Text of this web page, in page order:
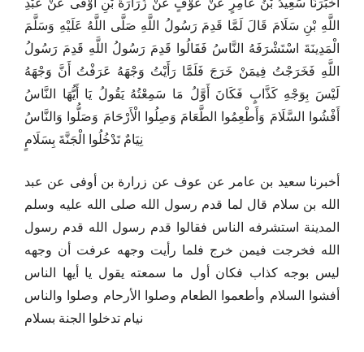
أَخْبَرَنَا سَعِيدُ بْنُ عَامِرٍ عَنْ عَوْفٍ عَنْ زُرَارَةَ بْنِ أَوْفَى عَنْ عَبْدِ
اللَّهِ بْنِ سَلَامَ قَالَ لَمَّا قَدِمَ رَسُولُ اللَّهِ صَلَّى اللَّهُ عَلَيْهِ وَسَلَّمَ
الْمَدِينَةَ اسْتَشْرَفَهُ النَّاسُ فَقَالُوا قَدِمَ رَسُولُ اللَّهِ قَدِمَ رَسُولُ
اللَّهِ فَخَرَجْتُ فِيمَنْ خَرَجَ فَلَمَّا رَأَيْتُ وَجْهَهُ عَرَفْتُ أَنَّ وَجْهَهُ
لَيْسَ بِوَجْهِ كَذَّابٍ فَكَانَ أَوَّلُ مَا سَمِعْتُهُ يَقُولُ يَا أَيُّهَا النَّاسُ
أَفْشُوا السَّلَامَ وَأَطْعِمُوا الطَّعَامَ وَصِلُوا الْأَرْحَامَ وَصَلُّوا وَالنَّاسُ
نِيَامٌ تَدْخُلُوا الْجَنَّةَ بِسَلَامٍ
أخبرنا سعيد بن عامر عن عوف عن زرارة بن أوفى عن عبد
الله بن سلام قال لما قدم رسول الله صلى الله عليه وسلم
المدينة استشرفه الناس فقالوا قدم رسول الله قدم رسول
الله فخرجت فيمن خرج فلما رأيت وجهه عرفت أن وجهه
ليس بوجه كذاب فكان أول ما سمعته يقول يا أيها الناس
أفشوا السلام وأطعموا الطعام وصلوا الأرحام وصلوا والناس
نيام تدخلوا الجنة بسلام